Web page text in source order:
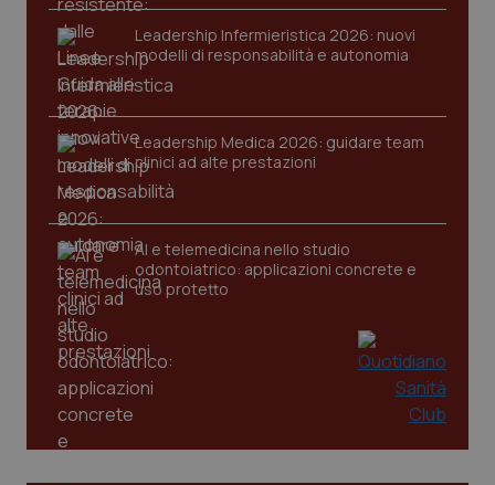
Leadership Infermieristica 2026: nuovi
modelli di responsabilità e autonomia
Leadership Medica 2026: guidare team
clinici ad alte prestazioni
AI e telemedicina nello studio
odontoiatrico: applicazioni concrete e
uso protetto
tracking-sites-ironfish-
session-id
www.quotidianosanita.it
Google LLC
.quotidianosanita.it